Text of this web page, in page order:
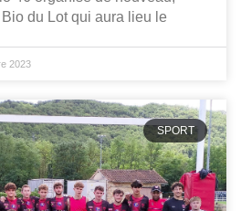
du Lot qui aura lieu le
2023
SPORT